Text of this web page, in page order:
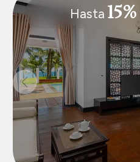
Hasta15%